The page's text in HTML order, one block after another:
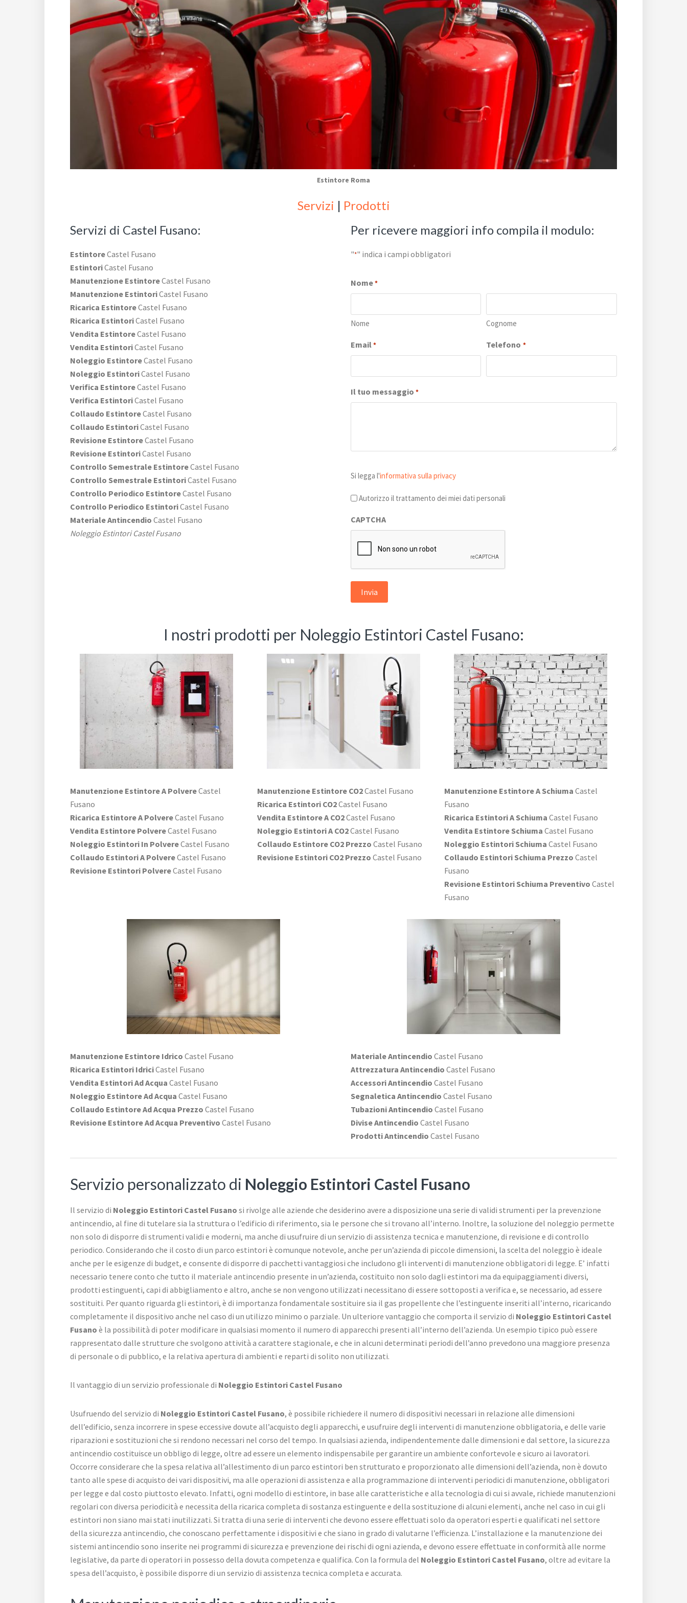
Estintore Roma
Servizi | Prodotti
Servizi di Castel Fusano:
EstintoreCastel Fusano
EstintoriCastel Fusano
Manutenzione EstintoreCastel Fusano
Manutenzione EstintoriCastel Fusano
Ricarica EstintoreCastel Fusano
Ricarica EstintoriCastel Fusano
Vendita EstintoreCastel Fusano
Vendita EstintoriCastel Fusano
Noleggio EstintoreCastel Fusano
Noleggio EstintoriCastel Fusano
Verifica EstintoreCastel Fusano
Verifica EstintoriCastel Fusano
Collaudo EstintoreCastel Fusano
Collaudo EstintoriCastel Fusano
Revisione EstintoreCastel Fusano
Revisione EstintoriCastel Fusano
Controllo Semestrale EstintoreCastel Fusano
Controllo Semestrale EstintoriCastel Fusano
Controllo Periodico EstintoreCastel Fusano
Controllo Periodico EstintoriCastel Fusano
Materiale Antincendio Castel Fusano
Noleggio Estintori Castel Fusano
Per ricevere maggiori info compila il modulo:
"*" indica i campi obbligatori
Nome*
Nome Cognome
Email* Telefono *
Il tuo messaggio *
legga
l'informativa
privacy
Si legga l'informativa sulla privacy
Autorizzo il trattamento dei miei dati personali
CAPTCHA
I nostri prodotti per Noleggio Estintori Castel Fusano:
Manutenzione Estintore A PolvereCastel
Fusano
Ricarica Estintore A PolvereCastel Fusano
Vendita Estintore PolvereCastel Fusano
Noleggio Estintori In PolvereCastel Fusano
Collaudo Estintori A PolvereCastel Fusano
Revisione Estintori PolvereCastel Fusano
Manutenzione Estintore CO2Castel Fusano
Ricarica Estintori CO2Castel Fusano
Vendita Estintore A CO2Castel Fusano
Noleggio Estintori A CO2Castel Fusano
Collaudo Estintore CO2 Prezzo Castel Fusano
Revisione Estintori CO2 Prezzo Castel Fusano
Manutenzione Estintore A Schiuma Castel
Fusano
Ricarica Estintori A Schiuma Castel Fusano
Vendita Estintore Schiuma Castel Fusano
Noleggio Estintori Schiuma Castel Fusano
Collaudo Estintori Schiuma Prezzo Castel
Fusano
Revisione Estintori Schiuma Preventivo Castel
Fusano
Manutenzione Estintore Idrico Castel Fusano
Ricarica Estintori IdriciCastel Fusano
Vendita Estintori Ad Acqua Castel Fusano
Noleggio Estintore Ad Acqua Castel Fusano
Collaudo Estintore Ad Acqua Prezzo Castel Fusano
Revisione Estintore Ad Acqua Preventivo Castel Fusano
Materiale Antincendio Castel Fusano
Attrezzatura Antincendio Castel Fusano
Accessori Antincendio Castel Fusano
Segnaletica Antincendio Castel Fusano
Tubazioni Antincendio Castel Fusano
Divise Antincendio Castel Fusano
Prodotti Antincendio Castel Fusano
Servizio personalizzato di Noleggio Estintori Castel Fusano
Il servizio di Noleggio Estintori Castel Fusano si rivolge alle aziende che desiderino avere a disposizione una serie di validi strumenti per la prevenzione
antincendio, al fine di tutelare sia la struttura o l’edificio di riferimento, sia le persone che si trovano all’interno. Inoltre, la soluzione del noleggio permette
non solo di disporre di strumenti validi e moderni, ma anche di usufruire di un servizio di assistenza tecnica e manutenzione, di revisione e di controllo
periodico. Considerando che il costo di un parco estintori è comunque notevole, anche per un’azienda di piccole dimensioni, la scelta del noleggio è ideale
anche per le esigenze di budget, e consente di disporre di pacchetti vantaggiosi che includono gli interventi di manutenzione obbligatori di legge. E’ infatti
necessario tenere conto che tutto il materiale antincendio presente in un’azienda, costituito non solo dagli estintori ma da equipaggiamenti diversi,
prodotti estinguenti, capi di abbigliamento e altro, anche se non vengono utilizzati necessitano di essere sottoposti a verifica e, se necessario, ad essere
sostituiti. Per quanto riguarda gli estintori, è di importanza fondamentale sostituire sia il gas propellente che l’estinguente inseriti all’interno, ricaricando
completamente il dispositivo anche nel caso di un utilizzo minimo o parziale. Un ulteriore vantaggio che comporta il servizio di Noleggio Estintori Castel
Fusano è la possibilità di poter modificare in qualsiasi momento il numero di apparecchi presenti all’interno dell’azienda. Un esempio tipico può essere
rappresentato dalle strutture che svolgono attività a carattere stagionale, e che in alcuni determinati periodi dell’anno prevedono una maggiore presenza
di personale o di pubblico, e la relativa apertura di ambienti e reparti di solito non utilizzati.
Il vantaggio di un servizio professionale di Noleggio Estintori Castel Fusano
Usufruendo del servizio di Noleggio Estintori Castel Fusano, è possibile richiedere il numero di dispositivi necessari in relazione alle dimensioni
dell’edificio, senza incorrere in spese eccessive dovute all’acquisto degli apparecchi, e usufruire degli interventi di manutenzione obbligatoria, e delle varie
riparazioni e sostituzioni che si rendono necessari nel corso del tempo. In qualsiasi azienda, indipendentemente dalle dimensioni e dal settore, la sicurezza
antincendio costituisce un obbligo di legge, oltre ad essere un elemento indispensabile per garantire un ambiente confortevole e sicuro ai lavoratori.
Occorre considerare che la spesa relativa all’allestimento di un parco estintori ben strutturato e proporzionato alle dimensioni dell’azienda, non è dovuto
tanto alle spese di acquisto dei vari dispositivi, ma alle operazioni di assistenza e alla programmazione di interventi periodici di manutenzione, obbligatori
per legge e dal costo piuttosto elevato. Infatti, ogni modello di estintore, in base alle caratteristiche e alla tecnologia di cui si avvale, richiede manutenzioni
regolari con diversa periodicità e necessita della ricarica completa di sostanza estinguente e della sostituzione di alcuni elementi, anche nel caso in cui gli
estintori non siano mai stati inutilizzati. Si tratta di una serie di interventi che devono essere effettuati solo da operatori esperti e qualificati nel settore
della sicurezza antincendio, che conoscano perfettamente i dispositivi e che siano in grado di valutarne l’efficienza. L’installazione e la manutenzione dei
sistemi antincendio sono inserite nei programmi di sicurezza e prevenzione dei rischi di ogni azienda, e devono essere effettuate in conformità alle norme
legislative, da parte di operatori in possesso della dovuta competenza e qualifica. Con la formula del Noleggio Estintori Castel Fusano, oltre ad evitare la
spesa dell’acquisto, è possibile disporre di un servizio di assistenza tecnica completa e accurata.